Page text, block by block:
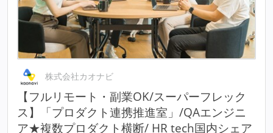
株式会社カオナビ
【フルリモート・副業OK/スーパーフレック
ス】「プロダクト連携推進室」/QAエンジニ
ア★複数プロダクト横断/ HR tech国内シェア